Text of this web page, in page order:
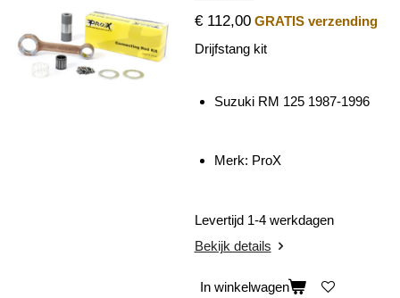
€ 112,00 GRATIS verzending
Drijfstang kit
Suzuki RM 125 1987-1996
Merk: ProX
Levertijd 1-4 werkdagen
Bekijk details
In winkelwagen